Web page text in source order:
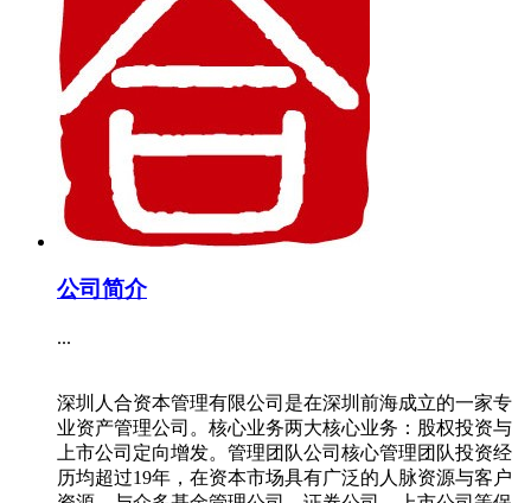
公司简介
...
深圳人合资本管理有限公司是在深圳前海成立的一家专
业资产管理公司。核心业务两大核心业务：股权投资与
上市公司定向增发。管理团队公司核心管理团队投资经
历均超过19年，在资本市场具有广泛的人脉资源与客户